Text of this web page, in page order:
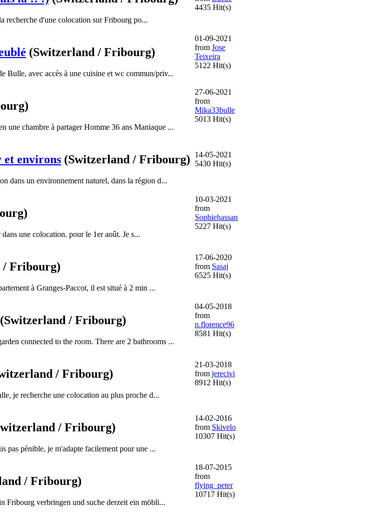
recherche d'une colocation sur Fribourg po...
4435 Hit(s)
(Switzerland / Fribourg)
Bulle, avec accès à une cuisine et wc commun/priv...
01-09-2021
from Jose
Teixeira
5122 Hit(s)
une chambre à partager Homme 36 ans Maniaque ...
27-06-2021
from
Mika33bulle
5013 Hit(s)
et environs (Switzerland / Fribourg)
dans un environnement naturel, dans la région d...
14-05-2021
5430 Hit(s)
une colocation. pour le 1er août. Je s...
10-03-2021
from
Sophiehassan
5227 Hit(s)
/ Fribourg)
à Granges-Paccot, il est situé à 2 min ...
17-06-2020
from Sasaj
6525 Hit(s)
(Switzerland / Fribourg)
connected to the room. There are 2 bathrooms ...
04-05-2018
from
n.florence96
8581 Hit(s)
/ Fribourg)
je recherche une colocation au plus proche d...
21-03-2018
from jerecivi
8912 Hit(s)
/ Fribourg)
pas pénible, je m'adapte facilement pour une ...
14-02-2016
from Skivelo
10307 Hit(s)
/ Fribourg)
Fribourg verbringen und suche derzeit ein möbli...
18-07-2015
from
flying_peter
10717 Hit(s)